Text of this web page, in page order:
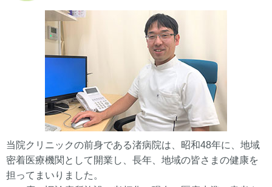
当院クリニックの前身である渚病院は、昭和48年に、地域
密着医療機関として開業し、長年、地域の皆さまの健康を
担ってまいりました。